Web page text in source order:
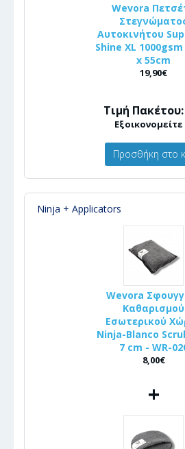
Wevora
Αυτοκινήτου
Shine XL
x 55cm
19,90€
Τιμή
Εξοικονομείτε
Προσθήκη στο
Ninja + Applicators
Wevora
Καθαρισμού
Εσωτερικού
Ninja-Blanco
7 cm - WR-
8,00€
+